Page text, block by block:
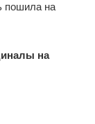
пошила на
на